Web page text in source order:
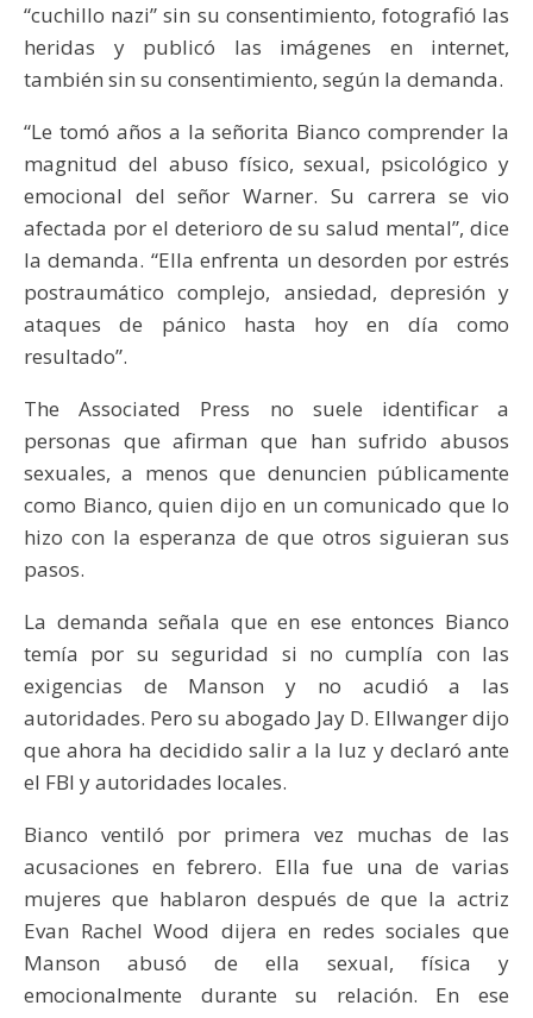
“cuchillo nazi” sin su consentimiento, fotografió las
heridas y publicó las imágenes en internet,
también sin su consentimiento, según la demanda.
“Le tomó años a la señorita Bianco comprender la
magnitud del abuso físico, sexual, psicológico y
emocional del señor Warner. Su carrera se vio
afectada por el deterioro de su salud mental”, dice
la demanda. “Ella enfrenta un desorden por estrés
postraumático complejo, ansiedad, depresión y
ataques de pánico hasta hoy en día como
resultado”.
The Associated Press no suele identificar a
personas que afirman que han sufrido abusos
sexuales, a menos que denuncien públicamente
como Bianco, quien dijo en un comunicado que lo
hizo con la esperanza de que otros siguieran sus
pasos.
La demanda señala que en ese entonces Bianco
temía por su seguridad si no cumplía con las
exigencias de Manson y no acudió a las
autoridades. Pero su abogado Jay D. Ellwanger dijo
que ahora ha decidido salir a la luz y declaró ante
el FBI y autoridades locales.
Bianco ventiló por primera vez muchas de las
acusaciones en febrero. Ella fue una de varias
mujeres que hablaron después de que la actriz
Evan Rachel Wood dijera en redes sociales que
Manson abusó de ella sexual, física y
emocionalmente durante su relación. En ese